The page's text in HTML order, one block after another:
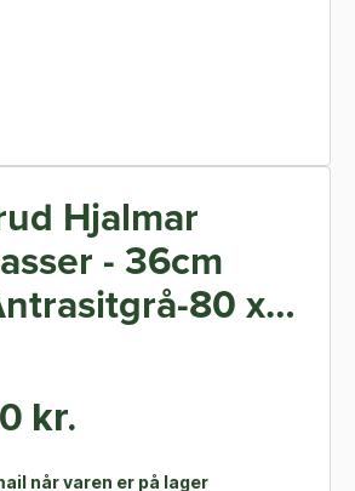
Hjalmar
- 36cm
80 x
kr.
når varen er på lager